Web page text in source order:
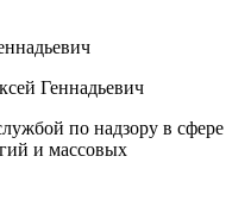
Геннадьевич
по надзору в сфере
и массовых